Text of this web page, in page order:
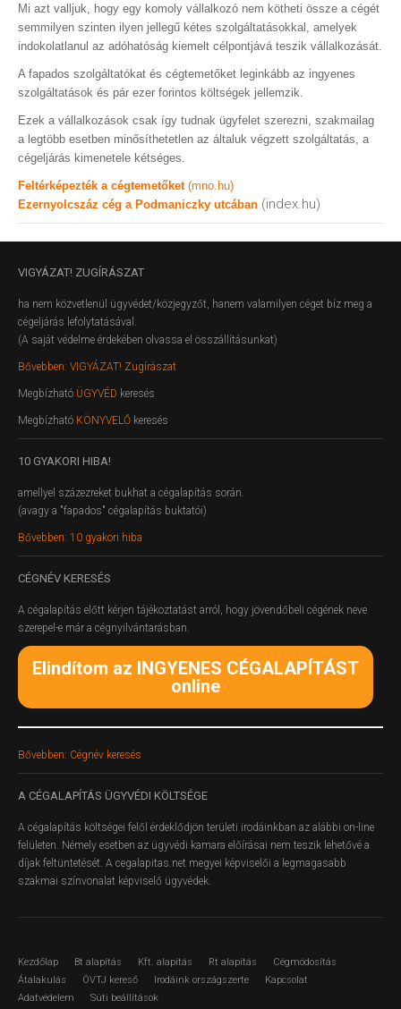
Mi azt valljuk, hogy egy komoly vállalkozó nem kötheti össze a cégét
semmilyen szinten ilyen jellegű kétes szolgáltatásokkal, amelyek
indokolatlanul az adóhatóság kiemelt célpontjává teszik vállalkozását.
A fapados szolgáltatókat és cégtemetőket leginkább az ingyenes
szolgáltatások és pár ezer forintos költségek jellemzik.
Ezek a vállalkozások csak így tudnak ügyfelet szerezni, szakmailag
a legtöbb esetben minősíthetetlen az általuk végzett szolgáltatás, a
cégeljárás kimenetele kétséges.
Feltérképezték a cégtemetőket (mno.hu)
Ezernyolcszáz cég a Podmaniczky utcában (index.hu)
VIGYÁZAT! ZUGÍRÁSZAT
ha nem közvetlenül ügyvédet/közjegyzőt, hanem valamilyen céget bíz meg a
cégeljárás lefolytatásával.
(A saját védelme érdekében olvassa el összállításunkat)
Bővebben: VIGYÁZAT! Zugírászat
Megbízható ÜGYVÉD keresés
Megbízható KÖNYVELŐ keresés
10 GYAKORI HIBA!
amellyel százezreket bukhat a cégalapítás során.
(avagy a "fapados" cégalapítás buktatói)
Bővebben: 10 gyakori hiba
CÉGNÉV KERESÉS
A cégalapítás előtt kérjen tájékoztatást arról, hogy jövendőbeli cégének neve
szerepel-e már a cégnyilvántarásban.
Elindítom az INGYENES CÉGALAPÍTÁST
online
Bővebben: Cégnév keresés
A CÉGALAPÍTÁS ÜGYVÉDI KÖLTSÉGE
A cégalapítás költségei felől érdeklődjön területi irodáinkban az alábbi on-line
felületen. Némely esetben az ügyvédi kamara előírásai nem teszik lehetővé a
díjak feltüntetését. A cegalapitas.net megyei képviselői a legmagasabb
szakmai színvonalat képviselő ügyvédek.
Kezdőlap Bt alapítás Kft. alapítás Rt alapítás
Cégmódosítás
Átalakulás
ÖVTJ kereső Irodáink országszerte
Kapcsolat
Adatvédelem
Süti beállítások